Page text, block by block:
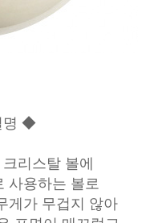
명 ◆
리스탈 볼에
사용하는 볼로
게가 무겁지 않아